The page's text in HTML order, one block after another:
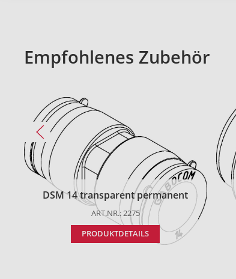
Empfohlenes Zubehör
DSM 14 transparent permanent
ART.NR.: 2275
PRODUKTDETAILS